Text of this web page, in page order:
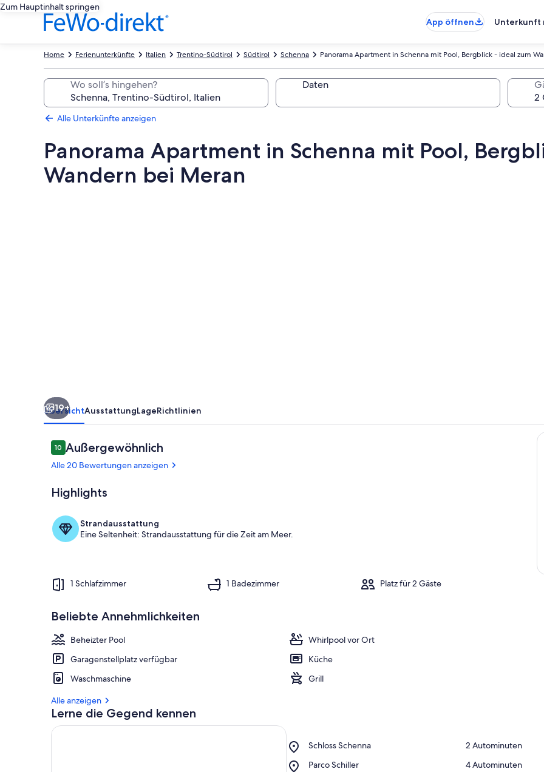
Zum Hauptinhalt springen
App öffnen
Unterkunft
Panorama Apartment in Schenna mit Pool, Bergblick - ideal zum
Schenna
Südtirol
Trentino-Südtirol
Italien
Ferienunterkünfte
Home
Wo soll’s hingehen? Daten
Alle Unterkünfte anzeigen
Panorama Apartment in Schenna mit Pool,
Wandern bei Meran
zum
Wandern
bei
Meran
19+
ÜbersichtAusstattungLageRichtlinien
Bewertungen
1010 von 10.
Außergewöhnlich
Alle 20 Bewertungen anzeigen
Highlights
Strandausstattung
Eine Seltenheit: Strandausstattung für die Zeit am Meer.
1 Schlafzimmer 1 Badezimmer Platz für 2 Gäste
Beliebte Annehmlichkeiten
Beheizter Pool
Whirlpool vor Ort
Garagenstellplatz verfügbar
Küche
Waschmaschine
Grill
Alle anzeigen
Lerne die Gegend kennen
Schloss Schenna
Place,
Schenna
‪2 Autominuten‬
Parco Schiller
Place,
‪4 Autominuten‬